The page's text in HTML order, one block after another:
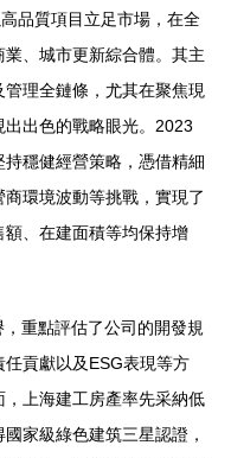
品質項目立足市場，在全
、城市更新綜合體。其主
理全鏈條，尤其在聚焦現
出色的戰略眼光。2023
穩健經營策略，憑借精細
環境波動等挑戰，實現了
、在建面積等均保持增
重點評估了公司的開發規
貢獻以及ESG表現等方
上海建工房產率先采納低
家級綠色建筑三星認證，